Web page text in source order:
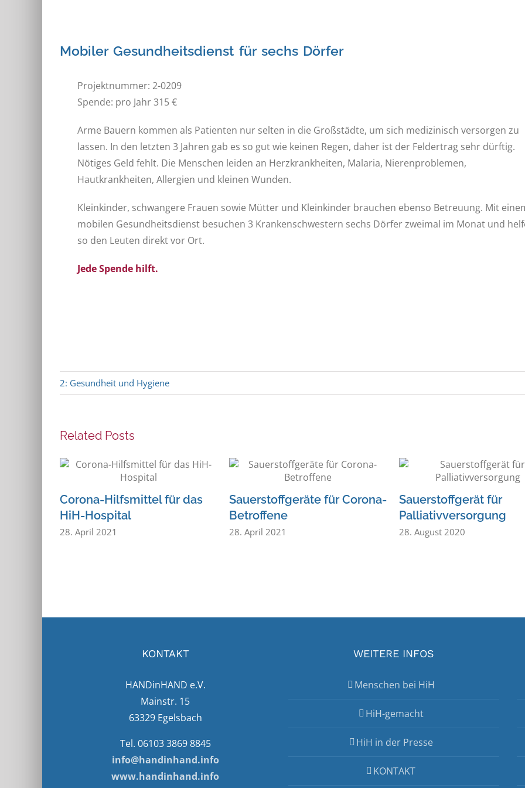
Mobiler Gesundheitsdienst für sechs Dörfer
Projektnummer: 2-0209
Spende: pro Jahr 315 €
Arme Bauern kommen als Patienten nur selten in die Großstädte, um sich medizinisch versorgen zu
lassen. In den letzten 3 Jahren gab es so gut wie keinen Regen, daher ist der Feldertrag sehr dürftig.
Nötiges Geld fehlt. Die Menschen leiden an Herzkrankheiten, Malaria, Nierenproblemen,
Hautkrankheiten, Allergien und kleinen Wunden.
Kleinkinder, schwangere Frauen sowie Mütter und Kleinkinder brauchen ebenso Betreuung. Mit
mobilen Gesundheitsdienst besuchen 3 Krankenschwestern sechs Dörfer zweimal im Monat und
so den Leuten direkt vor Ort.
Jede Spende hilft.
2: Gesundheit und Hygiene
Related Posts
Corona-Hilfsmittel für das
HiH-Hospital
28. April 2021
Sauerstoffgeräte für Corona-
Betroffene
28. April 2021
Sauerstoffgerät für
Palliativversorgung
28. August 2020
KONTAKT
HANDinHAND e.V.
Mainstr. 15
63329 Egelsbach
Tel. 06103 3869 8845
info@handinhand.info
www.handinhand.info
WEITERE INFOS
Menschen bei HiH
HiH-gemacht
HiH in der Presse
KONTAKT